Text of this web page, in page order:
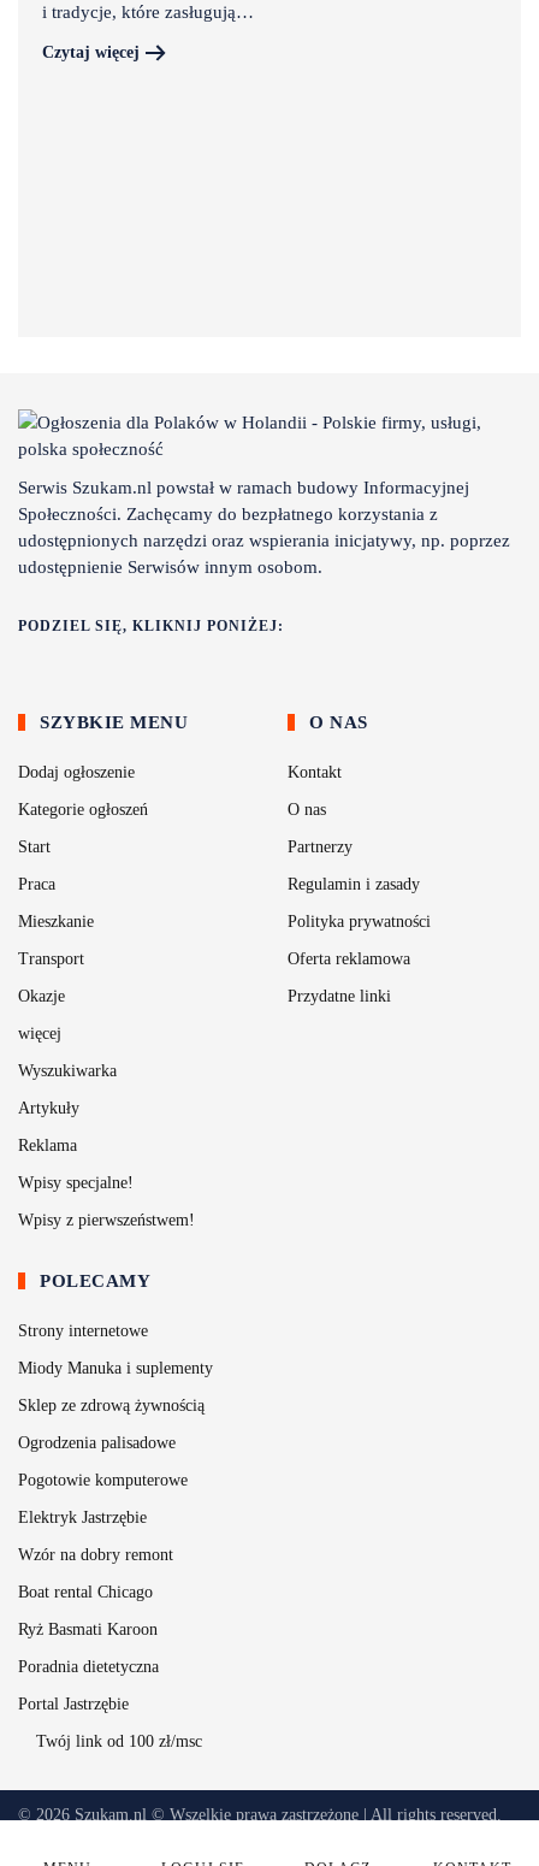
i tradycje, które zasługują…
Czytaj więcej
Serwis Szukam.nl powstał w ramach budowy Informacyjnej
Społeczności. Zachęcamy do bezpłatnego korzystania z
udostępnionych narzędzi oraz wspierania inicjatywy, np. poprzez
udostępnienie Serwisów innym osobom.
PODZIEL SIĘ, KLIKNIJ PONIŻEJ:
SZYBKIE MENU
Dodaj ogłoszenie
Kategorie ogłoszeń
Start
Praca
Mieszkanie
Transport
Okazje
więcej
Wyszukiwarka
Artykuły
Reklama
Wpisy specjalne!
Wpisy z pierwszeństwem!
O NAS
Kontakt
O nas
Partnerzy
Regulamin i zasady
Polityka prywatności
Oferta reklamowa
Przydatne linki
POLECAMY
Strony internetowe
Miody Manuka i suplementy
Sklep ze zdrową żywnością
Ogrodzenia palisadowe
Pogotowie komputerowe
Elektryk Jastrzębie
Wzór na dobry remont
Boat rental Chicago
Ryż Basmati Karoon
Poradnia dietetyczna
Portal Jastrzębie
Twój link od 100 zł/msc
© 2026 Szukam.nl © Wszelkie prawa zastrzeżone | All rights reserved.